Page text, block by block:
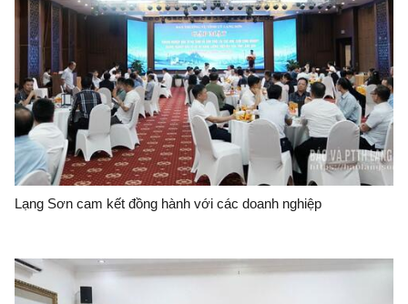
Lạng Sơn cam kết đồng hành với các doanh nghiệp